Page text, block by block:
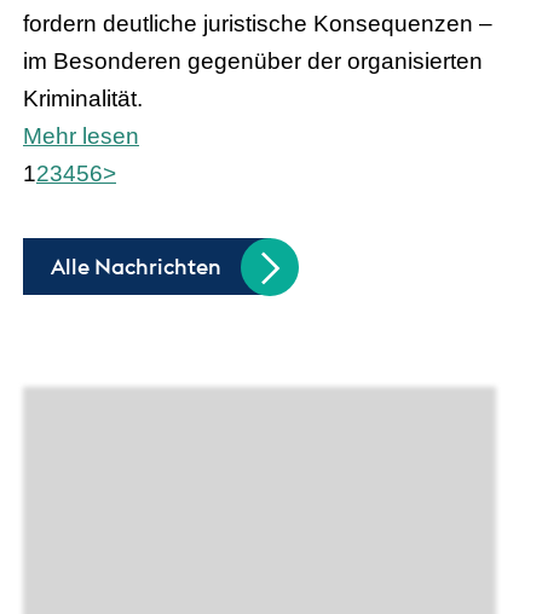
fordern deutliche juristische Konsequenzen –
im Besonderen gegenüber der organisierten
Kriminalität.
Mehr lesen
123456>
Alle Nachrichten